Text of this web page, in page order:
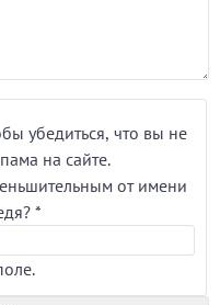
убедиться, что вы не
на сайте.
от имени
*